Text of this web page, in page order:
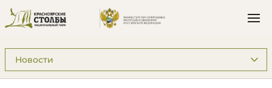
Подразделы: Пресс-центр